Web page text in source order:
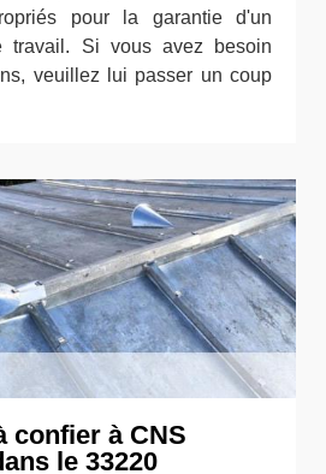
pour la garantie d'un
travail. Si vous avez besoin
veuillez lui passer un coup
confier à CNS
le 33220